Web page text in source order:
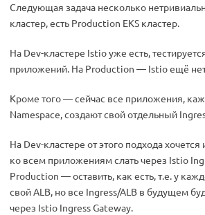
Следующая задача несколько
кластер, есть Production EKS кластер.
На Dev-кластере Istio уже есть,
приложений. На Production — Istio ещё
Кроме того — сейчас все приложения,
Namespace, создают свой отдельный
На Dev-кластере от этого подхода
ко всем приложениям слать через Istio
Production — оставить, как есть, т.е. у
свой ALB, но все Ingress/ALB в будущем
через Istio Ingress Gateway.